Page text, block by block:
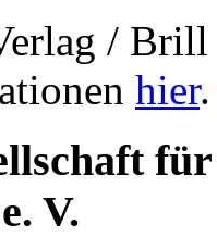
/
hier.
V.